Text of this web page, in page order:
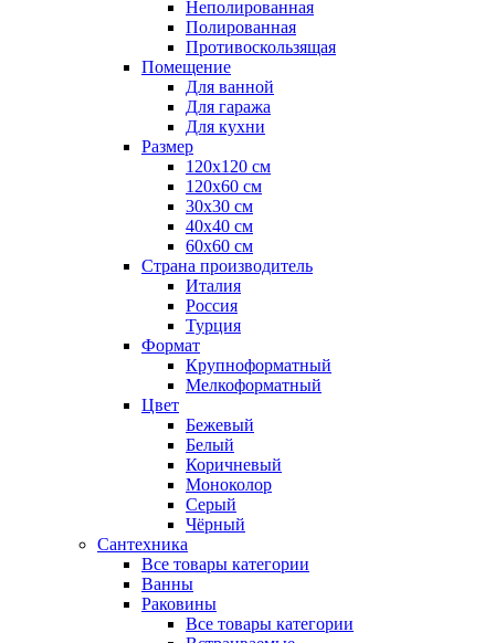
Неполированная
Полированная
Противоскользящая
Помещение
Для ванной
Для гаража
Для кухни
Размер
120x120 см
120x60 см
30x30 см
40x40 см
60x60 см
Страна производитель
Италия
Россия
Турция
Формат
Крупноформатный
Мелкоформатный
Цвет
Бежевый
Белый
Коричневый
Моноколор
Серый
Чёрный
Сантехника
Все товары категории
Ванны
Раковины
Все товары категории